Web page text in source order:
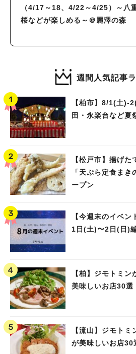
（4/17～18、4/22～4/25）～八
桜などが楽しめる～＠麗澤の森
週間人気記事
【柏市】8/1(土
田・永楽台など夏
【松戸市】揚げ
「天ぷら定食ま
ープン
【今週末のイベ
1日(土)〜2日(日)
【柏】ジモトミ
美味しいお店30選
【流山】ジモト
が美味しいお店30